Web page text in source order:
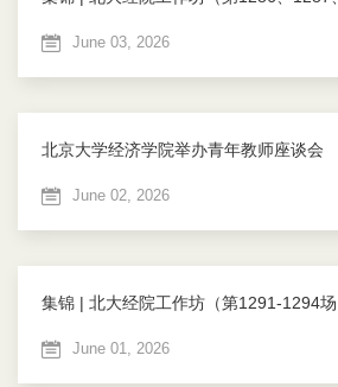
June 03, 2026
北京大学经济学院举办青年教师座谈会
June 02, 2026
集锦 | 北大经院工作坊（第1291-1294场
June 01, 2026